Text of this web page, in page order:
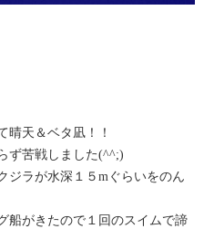
晴天＆ベタ凪！！
ず苦戦しました(^^;)
ジラが水深１５mぐらいをのん
船がきたので１回のスイムで諦